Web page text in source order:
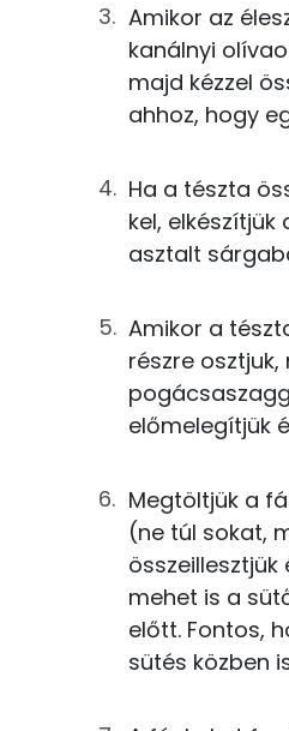
38ggraham-
5g
0gsó
citromhéj
0gfahéj
4golívaolaj
63gtehéntúró
8g joghurt
5g
3g mazsola
Fehérje
Zsír
Összesen
Telített
Egyszeresen
Koleszterin
Amikor az
kanálnyi
majd kézzel
ahhoz, hogy
Ha a tészta
kel,
asztalt
Amikor a
részre
előmelegítjük
Megtöltjük a
(ne túl sokat,
mehet is a
előtt. Fontos,
sütés közben